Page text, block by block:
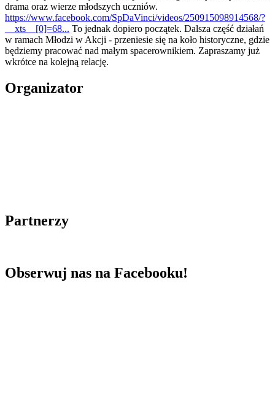
drama oraz wierze młodszych uczniów.
https://www.facebook.com/SpDaVinci/videos/250915098914568/?
__xts__[0]=68... To jednak dopiero początek. Dalsza część działań
w ramach Młodzi w Akcji - przeniesie się na koło historyczne, gdzie
będziemy pracować nad małym spacerownikiem. Zapraszamy już
wkrótce na kolejną relację.
Organizator
Partnerzy
Obserwuj nas na Facebooku!